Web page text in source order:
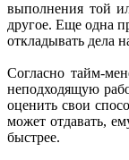
выполнения той
другое. Еще одна
откладывать дела
Согласно тайм-
неподходящую
оценить свои
может отдавать,
быстрее.